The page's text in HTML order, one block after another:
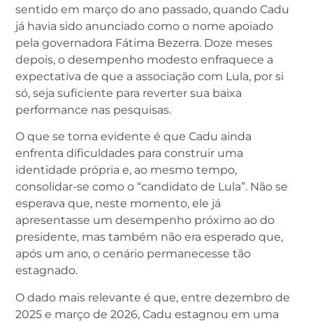
sentido em março do ano passado, quando Cadu
já havia sido anunciado como o nome apoiado
pela governadora Fátima Bezerra. Doze meses
depois, o desempenho modesto enfraquece a
expectativa de que a associação com Lula, por si
só, seja suficiente para reverter sua baixa
performance nas pesquisas.
O que se torna evidente é que Cadu ainda
enfrenta dificuldades para construir uma
identidade própria e, ao mesmo tempo,
consolidar-se como o “candidato de Lula”. Não se
esperava que, neste momento, ele já
apresentasse um desempenho próximo ao do
presidente, mas também não era esperado que,
após um ano, o cenário permanecesse tão
estagnado.
O dado mais relevante é que, entre dezembro de
2025 e março de 2026, Cadu estagnou em uma